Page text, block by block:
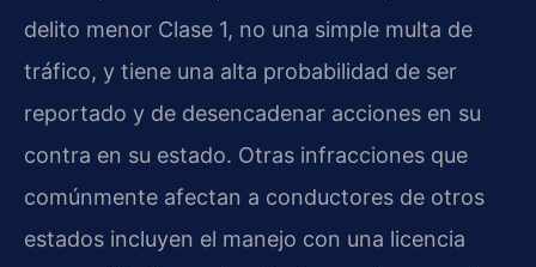
delito menor Clase 1, no una simple multa de
tráfico, y tiene una alta probabilidad de ser
reportado y de desencadenar acciones en su
contra en su estado. Otras infracciones que
comúnmente afectan a conductores de otros
estados incluyen el manejo con una licencia